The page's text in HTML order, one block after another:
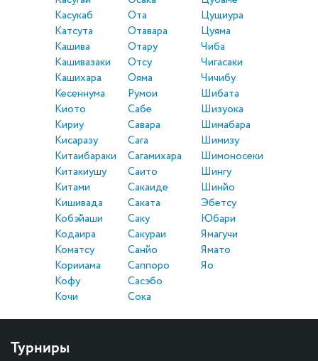
Касукаб
Катсута
Кашива
Кашивазаки
Кашихара
Кесеннума
Киото
Кириу
Кисаразу
Китаибараки
Китакиушу
Китами
Кишивада
Кобэйаши
Кодаира
Коматсу
Корииама
Кофу
Кочи
Ота
Отавара
Отару
Отсу
Ояма
Румои
Сабе
Савара
Сага
Сагамихара
Саито
Сакаиде
Саката
Саку
Сакураи
Санйо
Саппоро
Сасэбо
Сока
Цущиура
Цуяма
Чиба
Чигасаки
Чичибу
Шибата
Шизуока
Шимабара
Шимизу
Шимоносеки
Шингу
Шинйо
Эбетсу
Юбари
Ямагучи
Ямато
Яо
Турниры